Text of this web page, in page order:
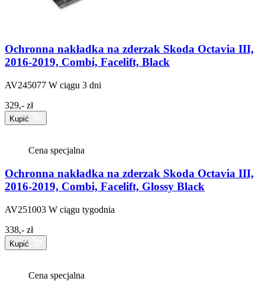
Ochronna nakładka na zderzak Skoda Octavia III,
2016-2019, Combi, Facelift, Black
AV245077 W ciągu 3 dni
329,- zł
Kupić
Cena specjalna
Ochronna nakładka na zderzak Skoda Octavia III,
2016-2019, Combi, Facelift, Glossy Black
AV251003 W ciągu tygodnia
338,- zł
Kupić
Cena specjalna